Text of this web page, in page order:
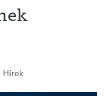
Hírek